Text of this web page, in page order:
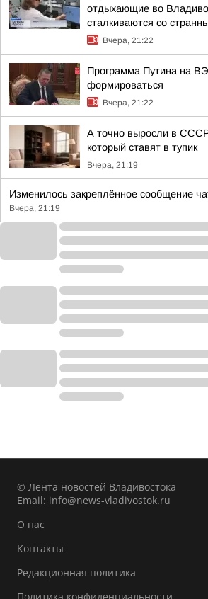
отдыхающие во
сталкиваются со
Вчера, 21:22
Программа Путина на
формироваться
Вчера, 21:22
А точно выросли в
который ставят в тупик
Вчера, 21:19
Изменилось закреплённое сообщение
Вчера, 21:19
© Лента новостей Владивостока
Email: info@news-vladivostok.ru
О нас
Контакты
Редакционная политика